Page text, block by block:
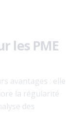
les PME
avantages : elle
la régularité
des